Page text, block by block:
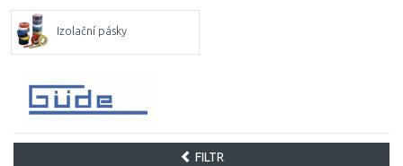
Izolační pásky
FILTR